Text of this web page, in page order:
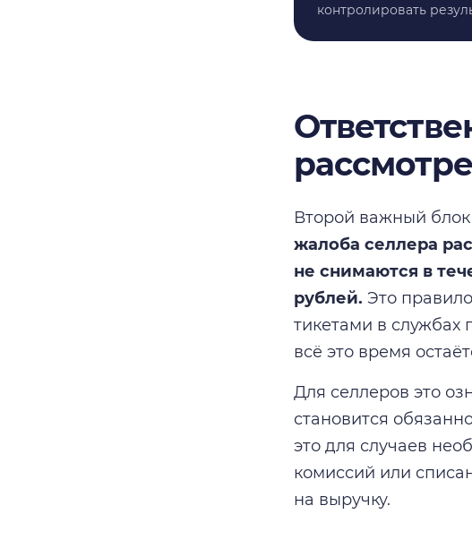
контролировать
Второй важный
жалоба селлера
не снимаются в
рублей. Это
тикетами в службах
всё это время
Для селлеров это
становится
это для случаев
комиссий или
на выручку.